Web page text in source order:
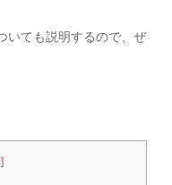
いても説明するので、ぜ
]